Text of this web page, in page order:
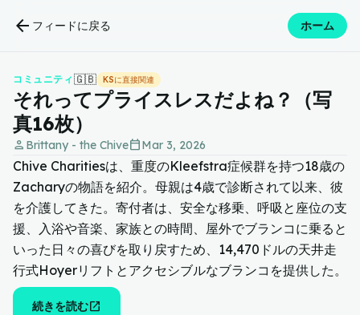
arrow_back フィードに戻る ホーム
コミュニティ 🇬🇧 KSに直接関連
それってプライスレスだよね？（写
真16枚）
person Brittany - the Chivecalendar_todayMar 3, 2026
Chive Charitiesは、重度のKleefstra症候群を持つ18歳の
Zacharyの物語を紹介。母親は4歳で診断されて以来、彼
を介護してきた。寄付者は、安全な移乗、呼吸と座位の支
援、入浴や音楽、家族との時間、屋外でブランコに乗ると
いった日々の喜びを取り戻すため、14,470ドルの天井走
行式Hoyerリフトとアクセシブルなブランコを提供した。
続きを読むopen_in_new